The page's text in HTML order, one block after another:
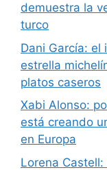
demuestra la
turco
Dani García:
estrella
platos caseros
Xabi Alonso:
está creando
en Europa
Lorena